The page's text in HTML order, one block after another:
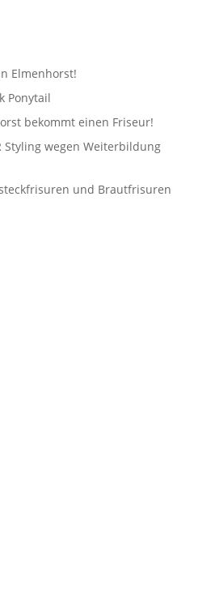
Elmenhorst!
Ponytail
bekommt einen Friseur!
Styling wegen Weiterbildung
und Brautfrisuren